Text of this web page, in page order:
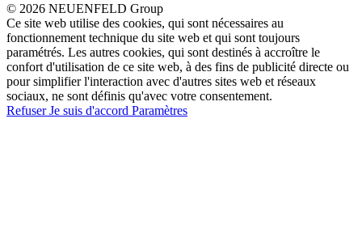
© 2026 NEUENFELD Group
Ce site web utilise des cookies, qui sont nécessaires au
fonctionnement technique du site web et qui sont toujours
paramétrés. Les autres cookies, qui sont destinés à accroître le
confort d'utilisation de ce site web, à des fins de publicité directe ou
pour simplifier l'interaction avec d'autres sites web et réseaux
sociaux, ne sont définis qu'avec votre consentement.
RefuserJe suis d'accord Paramètres